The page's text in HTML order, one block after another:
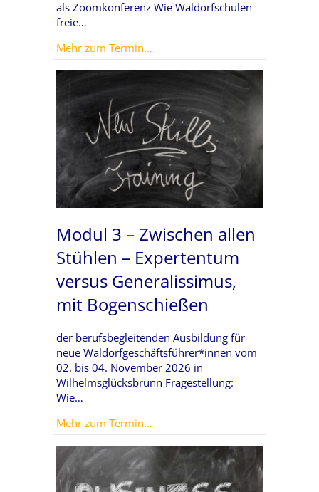
als Zoomkonferenz Wie Waldorfschulen
freie…
Mehr zum Termin...
Modul 3 – Zwischen allen
Stühlen – Expertentum
versus Generalissimus,
mit Bogenschießen
der berufsbegleitenden Ausbildung für
neue Waldorfgeschäftsführer*innen vom
02. bis 04. November 2026 in
Wilhelmsglücksbrunn Fragestellung:
Wie…
Mehr zum Termin...